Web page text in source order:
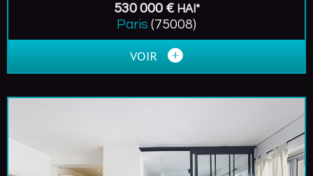
530 000 € HAI*
Paris (75008)
VOIR